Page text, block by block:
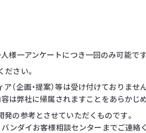
様一アンケートにつき一回のみ可能です
ださい。
（企画・提案）等は受け付けておりません
は弊社に帰属されますことをあらかじ
発の参考とさせていただくものです。
ンダイお客様相談センターまでご連絡